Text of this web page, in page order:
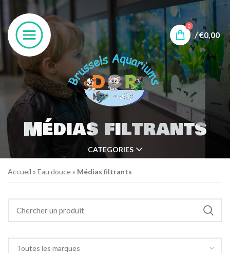
0
/€0,00
Médias filtrants
CATEGORIES
Accueil » Eau douce» Médias filtrants
Toutes les marques